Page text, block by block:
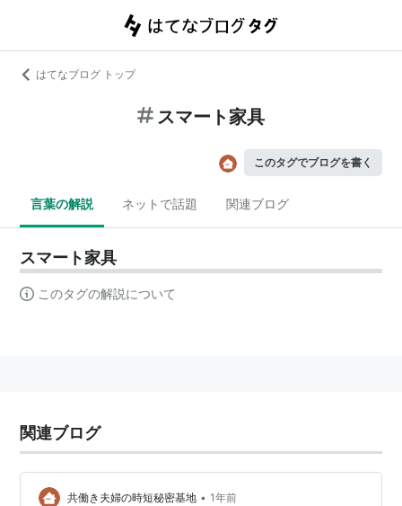
はてなブログ トップ
スマート家具
このタグでブログを書く
言葉の解説 ネットで話題 関連ブログ
スマート家具
このタグの解説について
関連ブログ
共働き夫婦の時短秘密基地 • 1年前